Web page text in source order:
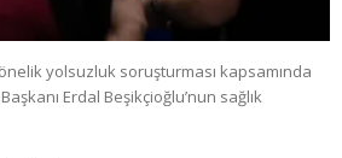
yolsuzluk soruşturması kapsamında
Erdal Beşikçioğlu’nun sağlık